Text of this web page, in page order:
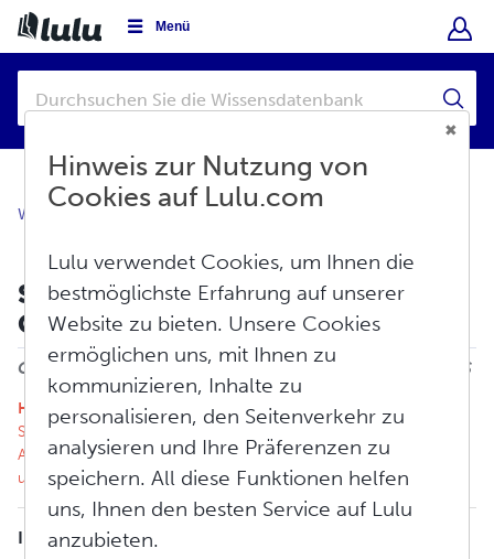
Menü
Wissensdatenbank
Steuern und Quellensteuer: Die
Grundlagen
Geändert am: Mi, Apr 15, 2026 um 1:03 NACHMITTAGS
Haftungsausschluss
: Lulu-Mitarbeiter können keine
Steuerberatung anbieten. Wir empfehlen Ihnen, die steuerlichen
Anforderungen für Ihren Wohnort sorgfältig zu recherchieren
und einen Steuerberater zu konsultieren.
INHALTSVERZEICHNIS
Hinweis zur Nutzung von
Cookies auf Lulu.com
Lulu verwendet Cookies, um Ihnen die
bestmöglichste Erfahrung auf unserer
Website zu bieten. Unsere Cookies
ermöglichen uns, mit Ihnen zu
kommunizieren, Inhalte zu
personalisieren, den Seitenverkehr zu
analysieren und Ihre Präferenzen zu
speichern. All diese Funktionen helfen
uns, Ihnen den besten Service auf Lulu
anzubieten.